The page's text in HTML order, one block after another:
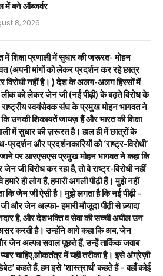
में बने ऑब्जर्वर
8, 2026
में शिक्षा प्रणाली में सुधार की जरूरत- मोहन
(अपनी मांगों को लेकर प्रदर्शन कर रहे छात्र
विरोधी नहीं है। ) देश के अलग-अलग हिस्सों में
लीक को लेकर जेन जी (नई पीढ़ी) के बढ़ते विरोध के
राष्ट्रीय स्वयंसेवक संघ के प्रमुख मोहन भागवत ने
उनकी शिकायतें जायज़ हैं और भारत की शिक्षा
में सुधार की ज़रूरत है। हाल ही में छात्रों के
प्रदर्शन और प्रदर्शनकारियों को ‘राष्ट्र-विरोधी’
पर आरएसएस प्रमुख मोहन भागवत ने कहा कि
जी विरोध कर रहा है, तो वे राष्ट्र-विरोधी नहीं
हमारे ही लोग हैं, हमारी अगली पीढ़ी हैं। मुझे नहीं
कि जेन जी ऐसी है। मुझे लगता है कि नई पीढ़ी –
और जेन अल्फा- हमारी मौजूदा पीढ़ी से ज़्यादा
है, और देशभक्ति व सेवा की सच्ची अपील उन
करती है। उन्होंने आगे कहा कि अब, जेन
जेन अल्फा सवाल पूछते हैं, उन्हें तार्किक जवाब
चाहिए,लोकतंत्र में यही तरीका है। इसे अंग्रेज़ी
कहते हैं, हम इसे ‘शास्त्रार्थ’ कहते हैं – वहाँ कोई